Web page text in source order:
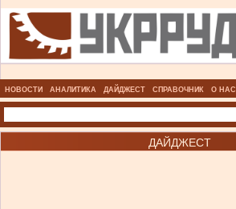
НОВОСТИ АНАЛИТИКА ДАЙДЖЕСТ СПРАВОЧНИК О НАС
ДАЙДЖЕСТ